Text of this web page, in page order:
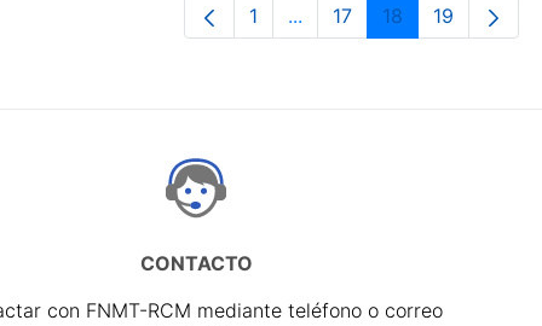
Página
1 ...Páginas intermedias Use
Página
17 Página
18 Página
19
CONTACTO
con FNMT-RCM mediante teléfono o correo